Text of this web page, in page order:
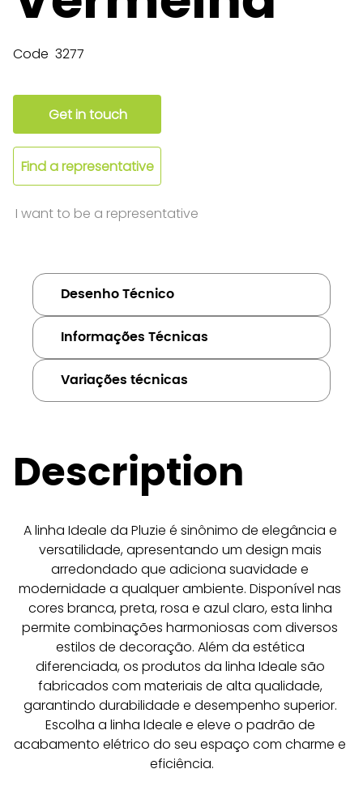
Code 3277
Get in touch
Find a representative
I want to be a representative
Desenho Técnico
Informações Técnicas
Variações técnicas
Description
A linha Ideale da Pluzie é sinônimo de elegância e
versatilidade, apresentando um design mais
arredondado que adiciona suavidade e
modernidade a qualquer ambiente. Disponível nas
cores branca, preta, rosa e azul claro, esta linha
permite combinações harmoniosas com diversos
estilos de decoração. Além da estética
diferenciada, os produtos da linha Ideale são
fabricados com materiais de alta qualidade,
garantindo durabilidade e desempenho superior.
Escolha a linha Ideale e eleve o padrão de
acabamento elétrico do seu espaço com charme e
eficiência.